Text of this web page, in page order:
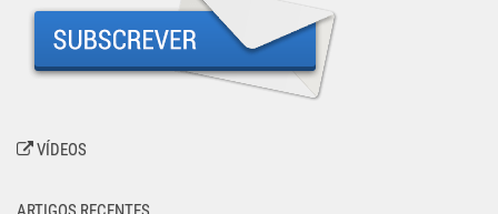
VÍDEOS